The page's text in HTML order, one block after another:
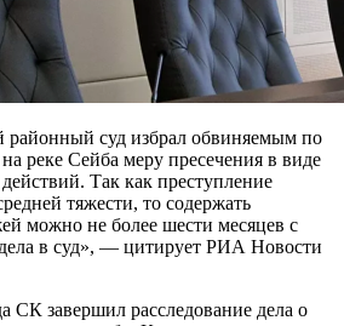
районный суд избрал обвиняемым по
реке Сейба меру пресечения в виде
Так как преступление
тяжести, то содержать
можно не более шести месяцев с
в суд», — цитирует РИА Новости
СК завершил расследование дела о